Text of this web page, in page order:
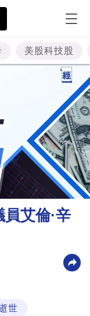
美股科技股
艾倫·辛
世